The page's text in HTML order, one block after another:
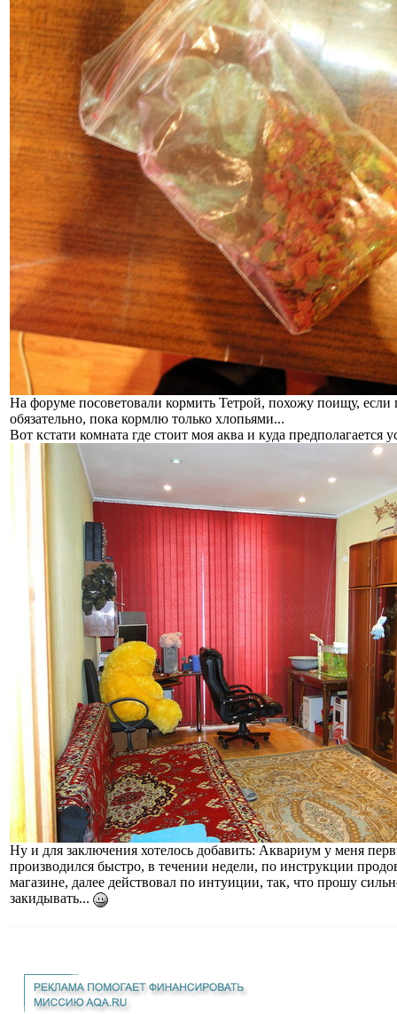
На форуме посоветовали кормить Тетрой, похожу поищу, если
обязательно, пока кормлю только хлопьями...
Вот кстати комната где стоит моя аква и куда предполагается
Ну и для заключения хотелось добавить: Аквариум у меня
производился быстро, в течении недели, по инструкции
магазине, далее действовал по интуиции, так, что прошу
закидывать...